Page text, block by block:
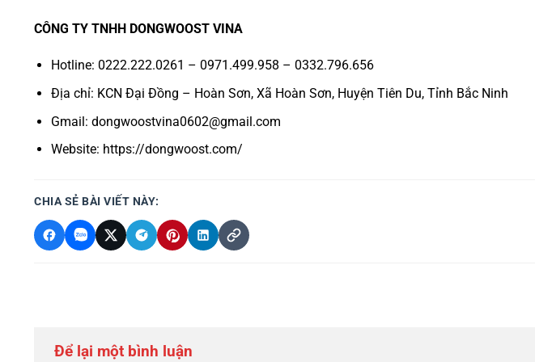
CÔNG TY TNHH DONGWOOST VINA
Hotline: 0222.222.0261 – 0971.499.958 – 0332.796.656
Địa chỉ: KCN Đại Đồng – Hoàn Sơn, Xã Hoàn Sơn, Huyện Tiên Du, Tỉnh Bắc Ninh
Gmail: dongwoostvina0602@gmail.com
Website: https://dongwoost.com/
CHIA SẺ BÀI VIẾT NÀY:
Để lại một bình luận